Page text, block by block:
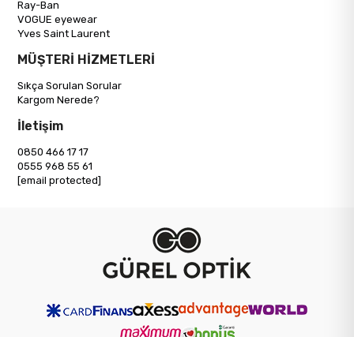
Ray-Ban
VOGUE eyewear
Yves Saint Laurent
MÜŞTERİ HİZMETLERİ
Sıkça Sorulan Sorular
Kargom Nerede?
İletişim
0850 466 17 17
0555 968 55 61
[email protected]